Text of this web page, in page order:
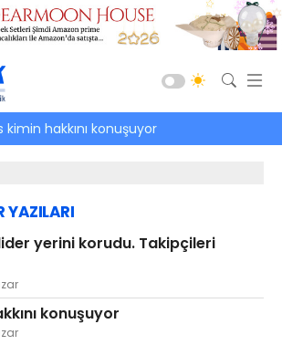
kimin hakkını konuşuyor
YAZILARI
yerini korudu. Takipçileri
konuşuyor
Güncel
Siyaset
Spor
Ekonomi
Eğitim